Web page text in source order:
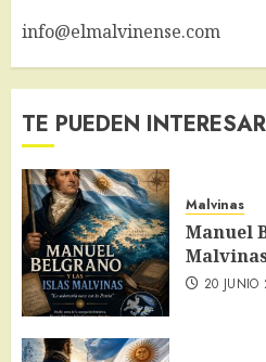
info@elmalvinense.com
TE PUEDEN INTERESAR
Malvinas
Manuel
20 JUNIO